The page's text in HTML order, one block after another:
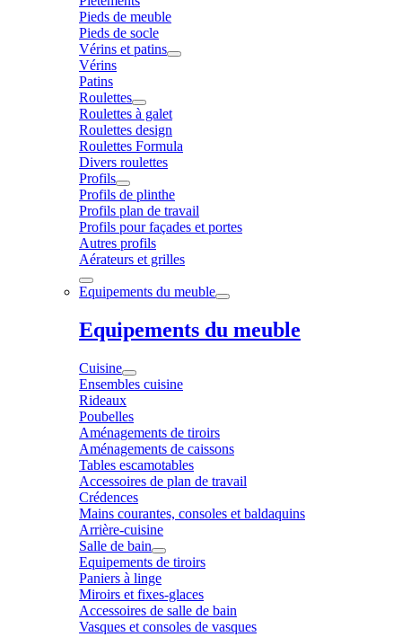
Pieds de meuble
Pieds de socle
Vérins et patins
Vérins
Patins
Roulettes
Roulettes à galet
Roulettes design
Roulettes Formula
Divers roulettes
Profils
Profils de plinthe
Profils plan de travail
Profils pour façades et portes
Autres profils
Aérateurs et grilles
Equipements du meuble
Equipements du meuble
Cuisine
Ensembles cuisine
Rideaux
Poubelles
Aménagements de tiroirs
Aménagements de caissons
Tables escamotables
Accessoires de plan de travail
Crédences
Mains courantes, consoles et baldaquins
Arrière-cuisine
Salle de bain
Equipements de tiroirs
Paniers à linge
Miroirs et fixes-glaces
Accessoires de salle de bain
Vasques et consoles de vasques